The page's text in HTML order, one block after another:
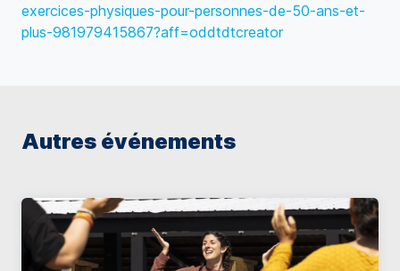
exercices-physiques-pour-personnes-de-50-ans-et-
plus-981979415867?aff=oddtdtcreator
Autres événements